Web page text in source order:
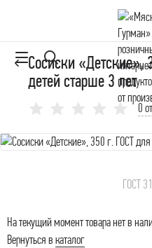
Сосиски «Детские»,
детей старше 3 лет
0
ГОСТ
На текущий момент товара нет в
Вернуться в каталог